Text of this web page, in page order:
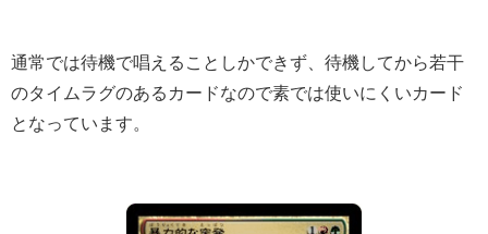
通常では待機で唱えることしかできず、待機してから若干
のタイムラグのあるカードなので素では使いにくいカード
となっています。